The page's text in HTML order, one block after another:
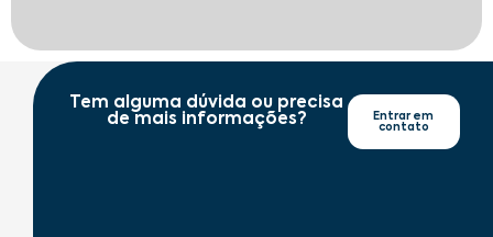
Tem alguma dúvida ou precisa
de mais informações?
Entrar em
contato